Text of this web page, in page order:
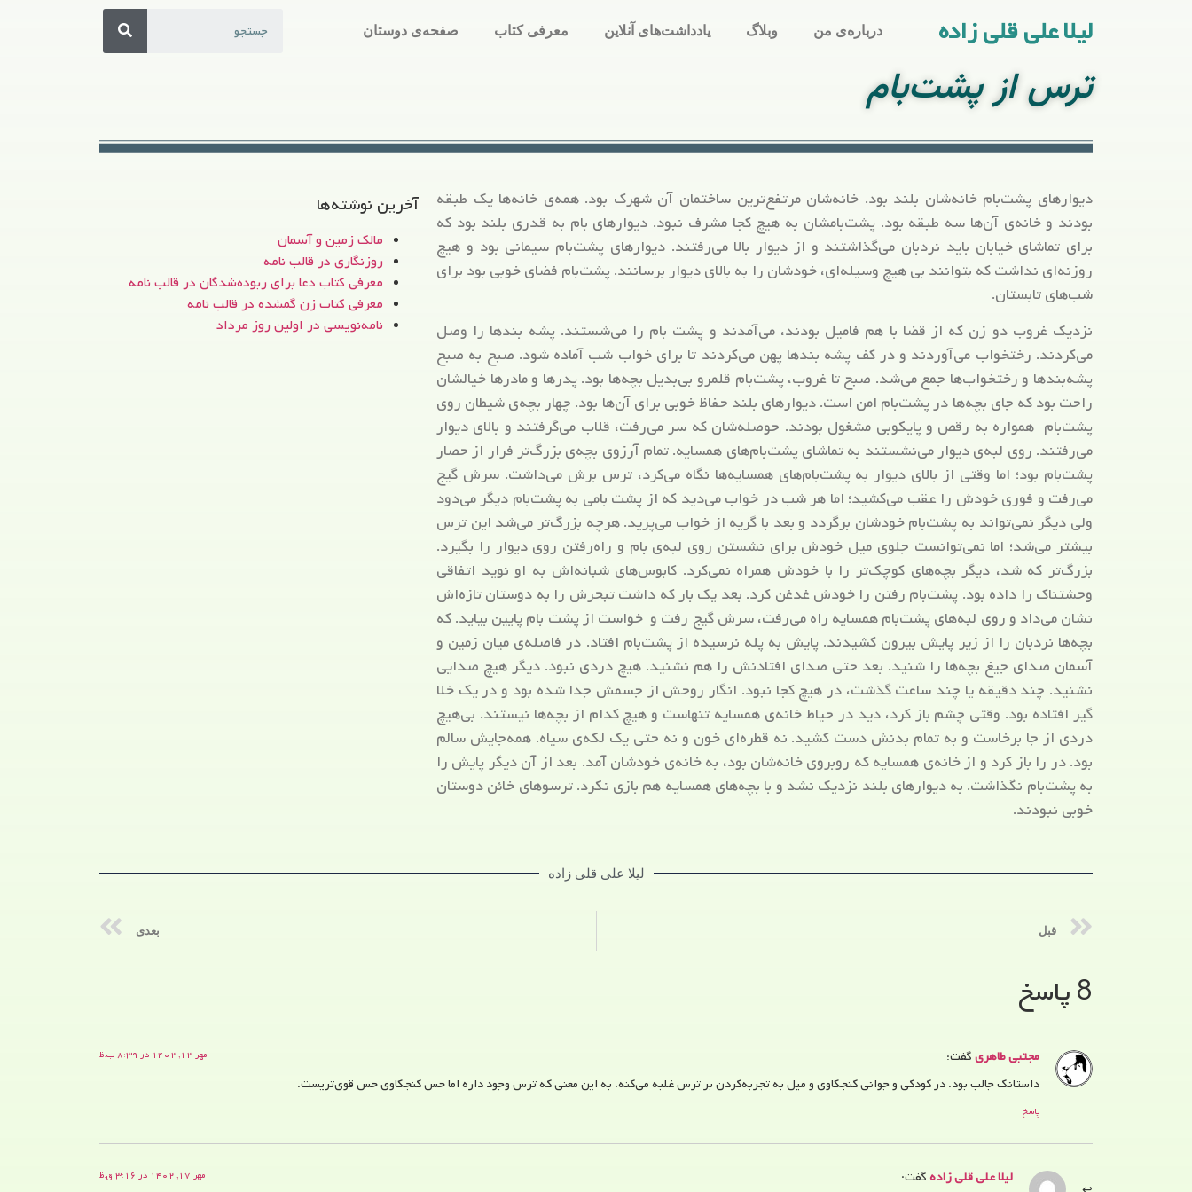
لیلا علی قلی زاده درباره‌ی من وبلاگ یادداشت‌های آنلاین معرفی کتاب صفحه‌ی دوستان
ترس از پشت‌بام
دیوارهای پشت‌بام خانه‌شان بلند بود. خانه‌شان مرتفع‌ترین ساختمان آن شهرک بود. همه‌ی خانه‌ها یک طبقه
بودند و خانه‌ی آن‌ها سه طبقه بود. پشت‌بامشان به هیچ کجا مشرف نبود. دیوارهای بام به قدری بلند بود که
برای تماشای خیابان باید نردبان می‌گذاشتند و از دیوار بالا می‌رفتند. دیوارهای پشت‌بام سیمانی بود و هیچ
روزنه‌ای نداشت که بتوانند بی هیچ وسیله‌ای، خودشان را به بالای دیوار برسانند. پشت‌بام فضای خوبی بود برای
شب‌های تابستان.
نزدیک غروب دو زن که از قضا با هم فامیل بودند، می‌آمدند و پشت بام را می‌شستند. پشه بندها را وصل
می‌کردند. رختخواب می‌آوردند و در کف پشه بندها پهن می‌کردند تا برای خواب شب آماده شود. صبح به صبح
پشه‌بندها و رختخواب‌ها جمع می‌شد. صبح تا غروب، پشت‌بام قلمرو بی‌بدیل بچه‌ها بود. پدر‌ها و مادرها خیالشان
راحت بود که جای بچه‌ها در پشت‌بام امن است. دیوارهای بلند حفاظ خوبی برای آن‌ها بود. چهار بچه‌ی شیطان روی
پشت‌بام همواره به رقص و پایکوبی مشغول بودند. حوصله‌شان که سر می‌رفت، قلاب می‌گرفتند و بالای دیوار
می‌رفتند. روی لبه‌ی دیوار می‌نشستند به تماشای پشت‌بام‌های همسایه. تمام آرزوی بچه‌ی بزرگ‌تر فرار از حصار
پشت‌بام بود؛ اما وقتی از بالای دیوار به پشت‌بام‌های همسایه‌ها نگاه می‌کرد، ترس برش می‌داشت. سرش گیج
می‌رفت و فوری خودش را عقب می‌کشید؛ اما هر شب در خواب می‌دید که از پشت بامی به پشت‌بام دیگر می‌دود
ولی دیگر نمی‌تواند به پشت‌بام خودشان برگردد و بعد با گریه از خواب می‌پرید. هرچه بزرگ‌تر می‌شد این ترس
بیشتر می‌شد؛ اما نمی‌توانست جلوی میل خودش برای نشستن روی لبه‌ی بام و راه‌رفتن روی دیوار را بگیرد.
بزرگ‌تر که شد، دیگر بچه‌های کوچک‌تر را با خودش همراه نمی‌کرد. کابوس‌های شبانه‌اش به او نوید اتفاقی
وحشتناک را داده بود. پشت‌بام رفتن را خودش غدغن کرد. بعد یک بار که داشت تبحرش را به دوستان تازه‌اش
نشان می‌داد و روی لبه‌های پشت‌بام همسایه راه می‌رفت، سرش گیج رفت و خواست از پشت بام پایین بیاید. که
بچه‌ها نردبان را از زیر پایش بیرون کشیدند. پایش به پله نرسیده از پشت‌بام افتاد. در فاصله‌ی میان زمین و
آسمان صدای جیغ بچه‌ها را شنید. بعد حتی صدای افتادنش را هم نشنید. هیچ دردی نبود. دیگر هیچ صدایی
نشنید. چند دقیقه یا چند ساعت گذشت، در هیچ کجا نبود. انگار روحش از جسمش جدا شده بود و در یک خلا
گیر افتاده بود. وقتی چشم باز کرد، دید در حیاط خانه‌ی همسایه تنهاست و هیچ کدام از بچه‌ها نیستند. بی‌هیچ
دردی از جا برخاست و به تمام بدنش دست کشید. نه قطره‌ای خون و نه حتی یک لکه‌ی سیاه. همه‌جایش سالم
بود. در را باز کرد و از خانه‌ی همسایه که روبروی خانه‌شان بود، به خانه‌ی خودشان آمد. بعد از آن دیگر پایش را
به پشت‌بام نگذاشت. به دیوارهای بلند نزدیک نشد و با بچه‌های همسایه هم بازی نکرد. ترسوهای خائن دوستان
خوبی نبودند.
آخرین نوشته‌ها
مالک زمین و آسمان
روزنگاری در قالب نامه
معرفی کتاب دعا برای ربوده‌شدگان در قالب نامه
معرفی کتاب زن‌ گمشده در قالب نامه
نامه‌نویسی در اولین روز مرداد
لیلا علی قلی زاده
قبل بعدی
8 پاسخ
مجتبی طاهریگفت: مهر ۱۲, ۱۴۰۲ در ۸:۳۹ ب.ظ
داستانک جالب بود. در کودکی و جوانی کنجکاوی و میل به تجربه‌کردن بر ترس غلبه می‌کنه. به این معنی که ترس وجود داره اما حس کنجکاوی حس قوی‌تریست.
پاسخ
لیلا علی قلی زادهگفت: مهر ۱۷, ۱۴۰۲ در ۳:۱۶ ق.ظ